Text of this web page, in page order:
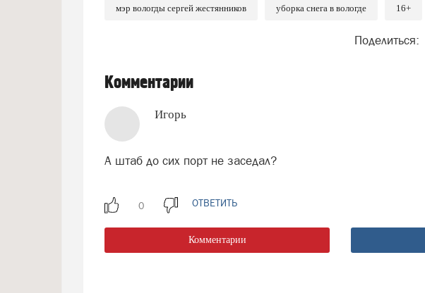
мэр вологды сергей жестянников уборка снега в вологде 16+
Поделиться:
Комментарии
Игорь
А штаб до сих порт не заседал?
ОТВЕТИТЬ
Комментарии